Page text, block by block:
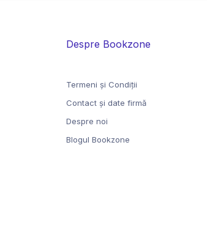
Despre Bookzone
Termeni şi Condiţii
Contact și date firmă
Despre noi
Blogul Bookzone